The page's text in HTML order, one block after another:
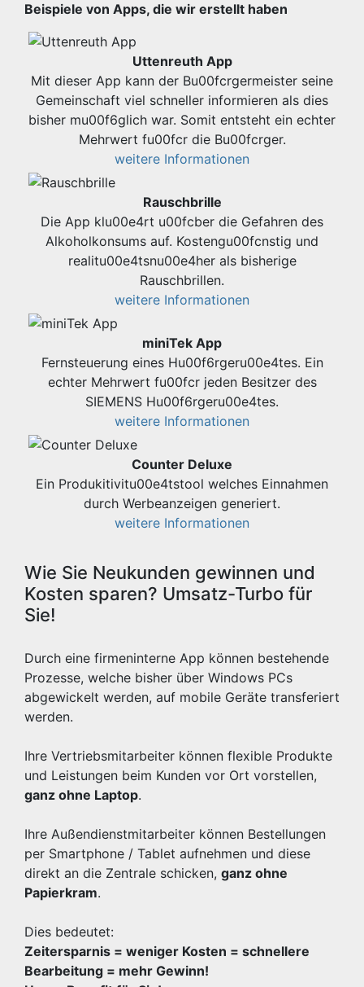
Beispiele von Apps, die wir erstellt haben
Uttenreuth App
Mit dieser App kann der Bu00fcrgermeister seine
Gemeinschaft viel schneller informieren als dies
bisher mu00f6glich war. Somit entsteht ein echter
Mehrwert fu00fcr die Bu00fcrger.
weitere Informationen
Rauschbrille
Die App klu00e4rt u00fcber die Gefahren des
Alkoholkonsums auf. Kostengu00fcnstig und
realitu00e4tsnu00e4her als bisherige
Rauschbrillen.
weitere Informationen
miniTek App
Fernsteuerung eines Hu00f6rgeru00e4tes. Ein
echter Mehrwert fu00fcr jeden Besitzer des
SIEMENS Hu00f6rgeru00e4tes.
weitere Informationen
Counter Deluxe
Ein Produkitivitu00e4tstool welches Einnahmen
durch Werbeanzeigen generiert.
weitere Informationen
Wie Sie Neukunden gewinnen und
Kosten sparen? Umsatz-Turbo für
Sie!
Durch eine firmeninterne App können bestehende
Prozesse, welche bisher über Windows PCs
abgewickelt werden, auf mobile Geräte transferiert
werden.
Ihre Vertriebsmitarbeiter können flexible Produkte
und Leistungen beim Kunden vor Ort vorstellen,
ganz ohne Laptop.
Ihre Außendienstmitarbeiter können Bestellungen
per Smartphone / Tablet aufnehmen und diese
direkt an die Zentrale schicken, ganz ohne
Papierkram.
Dies bedeutet:
Zeitersparnis = weniger Kosten = schnellere
Bearbeitung = mehr Gewinn!